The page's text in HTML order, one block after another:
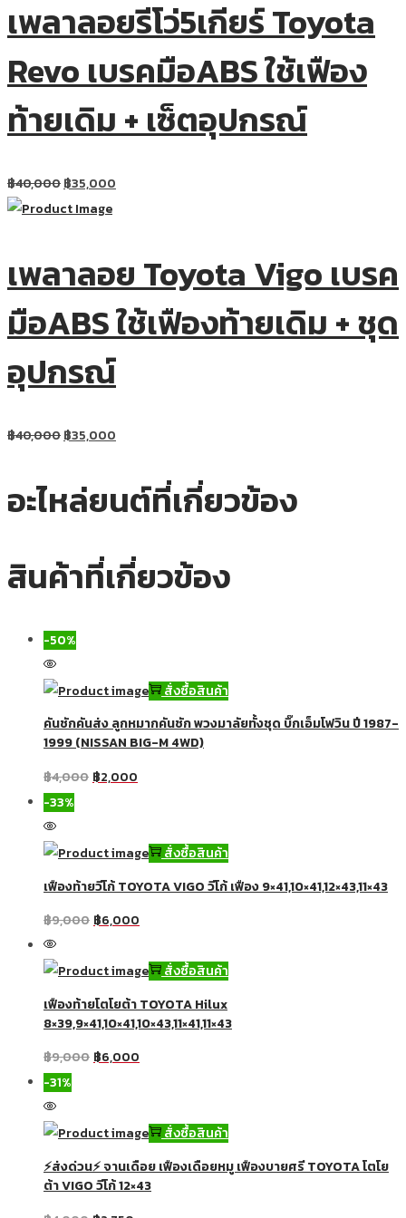
เพลาลอยรีโว่5เกียร์ Toyota
Revo เบรคมือABS ใช้เฟือง
ท้ายเดิม + เซ็ตอุปกรณ์
฿40,000฿35,000
เพลาลอย Toyota Vigo เบรค
มือABS ใช้เฟืองท้ายเดิม + ชุด
อุปกรณ์
฿40,000฿35,000
อะไหล่ยนต์ที่เกี่ยวข้อง
สินค้าที่เกี่ยวข้อง
-50%
สั่งซื้อสินค้า
คันชักคันส่ง ลูกหมากคันชัก พวงมาลัยทั้งชุด บิ๊กเอ็มโฟวิน ปี 1987-
1999 (NISSAN BIG-M 4WD)
฿4,000 ฿2,000
-33%
สั่งซื้อสินค้า
เฟืองท้ายวีโก้ TOYOTA VIGO วีโก้ เฟือง 9×41,10×41,12×43,11×43
฿9,000 ฿6,000
สั่งซื้อสินค้า
เฟืองท้ายโตโยต้า TOYOTA Hilux
8×39,9×41,10×41,10×43,11×41,11×43
฿9,000฿6,000
-31%
สั่งซื้อสินค้า
⚡ส่งด่วน⚡ จานเดือย เฟืองเดือยหมู เฟืองบายศรี TOYOTA โตโย
ต้า VIGO วีโก้ 12×43